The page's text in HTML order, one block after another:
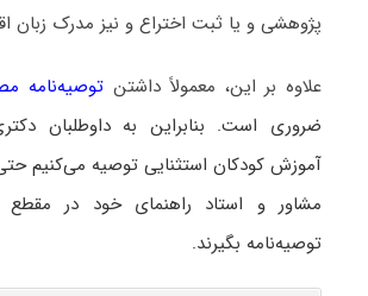
پژوهشی و یا ثبت اختراع و نیز مدرک زبان
علاوه بر این، معمولاً داشتنتوصیه‌نامه
ضروری است. بنابراین به داوطلبان
آموزش کودکان استثنایی توصیه می‌کنیم
مشاور و استاد راهنمای خود در مقطع
توصیه‌نامه بگیرند.